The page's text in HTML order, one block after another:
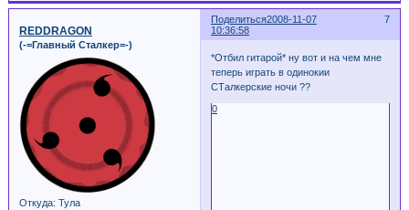
Поделиться 7
2008-11-07
10:36:58
REDDRAGON
(-=Главный Сталкер=-)
Откуда: Тула
*Отбил гитарой* ну вот и на чем мне
теперь играть в одинокии
СТалкерские ночи ??
0